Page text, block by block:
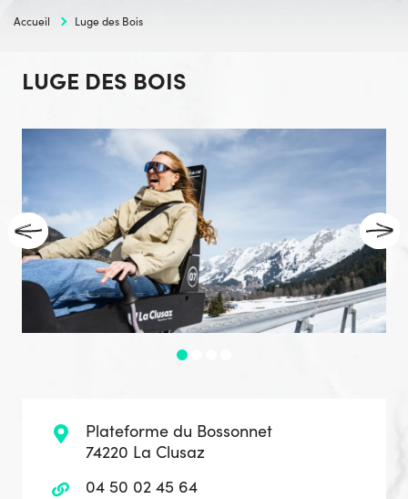
Accueil Luge des Bois
LUGE DES BOIS
Plateforme du Bossonnet
74220 La Clusaz
04 50 02 45 64